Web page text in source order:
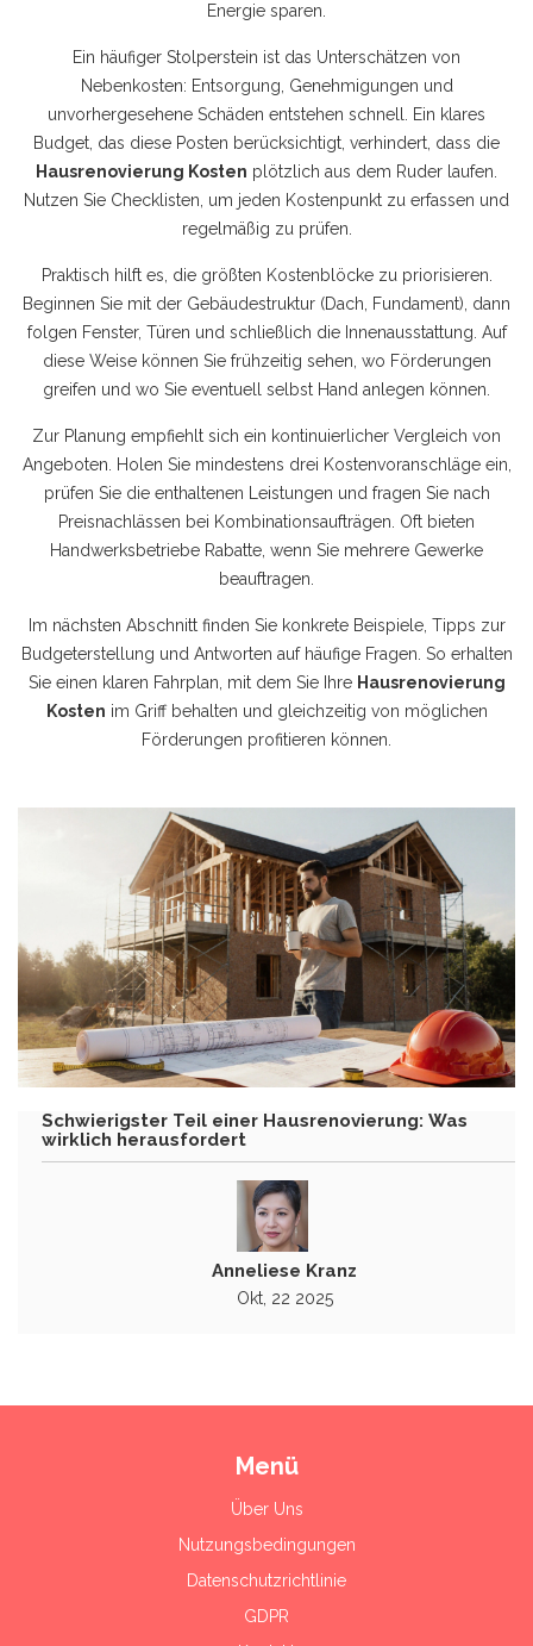
Energie sparen.
Ein häufiger Stolperstein ist das Unterschätzen von
Nebenkosten: Entsorgung, Genehmigungen und
unvorhergesehene Schäden entstehen schnell. Ein klares
Budget, das diese Posten berücksichtigt, verhindert, dass die
Hausrenovierung Kosten plötzlich aus dem Ruder laufen.
Nutzen Sie Checklisten, um jeden Kostenpunkt zu erfassen und
regelmäßig zu prüfen.
Praktisch hilft es, die größten Kostenblöcke zu priorisieren.
Beginnen Sie mit der Gebäudestruktur (Dach, Fundament), dann
folgen Fenster, Türen und schließlich die Innenausstattung. Auf
diese Weise können Sie frühzeitig sehen, wo Förderungen
greifen und wo Sie eventuell selbst Hand anlegen können.
Zur Planung empfiehlt sich ein kontinuierlicher Vergleich von
Angeboten. Holen Sie mindestens drei Kostenvoranschläge ein,
prüfen Sie die enthaltenen Leistungen und fragen Sie nach
Preisnachlässen bei Kombinationsaufträgen. Oft bieten
Handwerksbetriebe Rabatte, wenn Sie mehrere Gewerke
beauftragen.
Im nächsten Abschnitt finden Sie konkrete Beispiele, Tipps zur
Budgeterstellung und Antworten auf häufige Fragen. So erhalten
Sie einen klaren Fahrplan, mit dem Sie Ihre Hausrenovierung
Kosten im Griff behalten und gleichzeitig von möglichen
Förderungen profitieren können.
Schwierigster Teil einer Hausrenovierung: Was
wirklich herausfordert
Anneliese Kranz
Okt, 22 2025
Menü
Über Uns
Nutzungsbedingungen
Datenschutzrichtlinie
GDPR